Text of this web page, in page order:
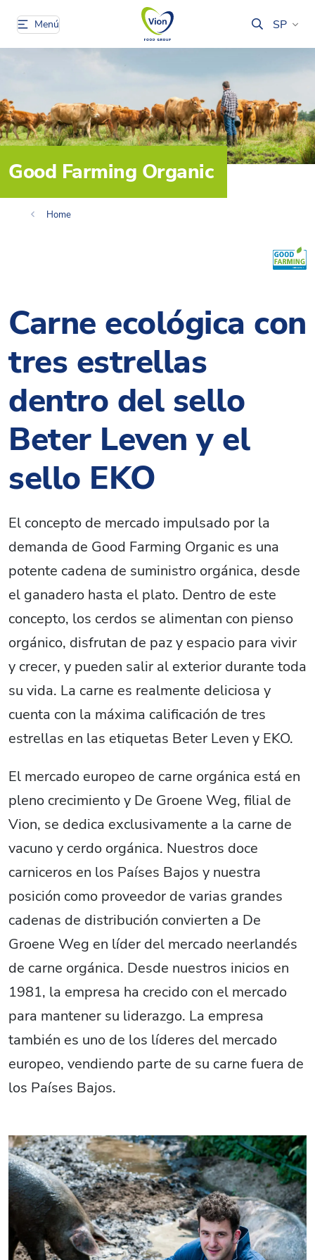
Menú SP
Good Farming Organic
Home
Carne ecológica con
tres estrellas
dentro del sello
Beter Leven y el
sello EKO
El concepto de mercado impulsado por la
demanda de Good Farming Organic es una
potente cadena de suministro orgánica, desde
el ganadero hasta el plato. Dentro de este
concepto, los cerdos se alimentan con pienso
orgánico, disfrutan de paz y espacio para vivir
y crecer, y pueden salir al exterior durante toda
su vida. La carne es realmente deliciosa y
cuenta con la máxima calificación de tres
estrellas en las etiquetas Beter Leven y EKO.
El mercado europeo de carne orgánica está en
pleno crecimiento y De Groene Weg, filial de
Vion, se dedica exclusivamente a la carne de
vacuno y cerdo orgánica. Nuestros doce
carniceros en los Países Bajos y nuestra
posición como proveedor de varias grandes
cadenas de distribución convierten a De
Groene Weg en líder del mercado neerlandés
de carne orgánica. Desde nuestros inicios en
1981, la empresa ha crecido con el mercado
para mantener su liderazgo. La empresa
también es uno de los líderes del mercado
europeo, vendiendo parte de su carne fuera de
los Países Bajos.